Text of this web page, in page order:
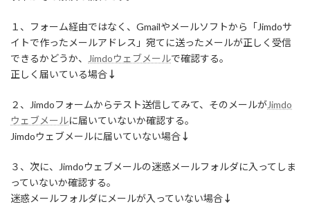
１、フォーム経由ではなく、Gmailやメールソフトから「Jimdoサ
イトで作ったメールアドレス」宛てに送ったメールが正しく受信
できるかどうか、
Jimdoウェブメールで確認する。
正しく届いている場合↓
２、Jimdoフォームからテスト送信してみて、そのメールがJimdo
ウェブメールに届いていないか確認する。
Jimdoウェブメールに届いていない場合↓
３、次に、Jimdoウェブメールの迷惑メールフォルダに入ってしま
っていないか確認する。
迷惑メールフォルダにメールが入っていない場合↓